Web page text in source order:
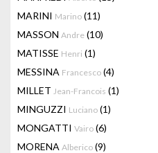
MARINI Marino (11)
MASSON Andre (10)
MATISSE Henri (1)
MESSINA Francesco (4)
MILLET Jean-Francois (1)
MINGUZZI Luciano (1)
MONGATTI Vairo (6)
MORENA Alberico (9)